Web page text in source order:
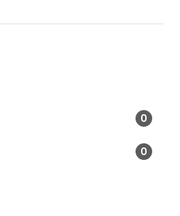
0
0